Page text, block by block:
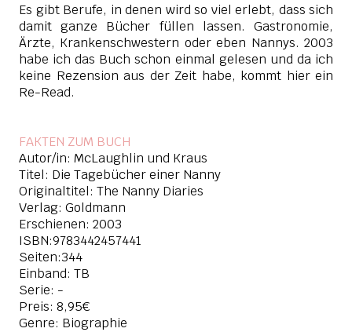
Es gibt Berufe, in denen wird so viel erlebt, dass sich
damit ganze Bücher füllen lassen. Gastronomie,
Ärzte, Krankenschwestern oder eben Nannys. 2003
habe ich das Buch schon einmal gelesen und da ich
keine Rezension aus der Zeit habe, kommt hier ein
Re-Read.
FAKTEN ZUM BUCH
Autor/in: McLaughlin und Kraus
Titel: Die Tagebücher einer Nanny
Originaltitel: The Nanny Diaries
Verlag: Goldmann
Erschienen: 2003
ISBN:9783442457441
Seiten:344
Einband: TB
Serie: -
Preis: 8,95€
Genre: Biographie